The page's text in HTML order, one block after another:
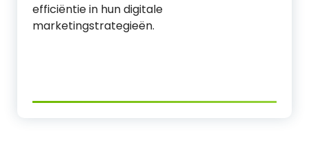
efficiëntie in hun digitale
marketingstrategieën.